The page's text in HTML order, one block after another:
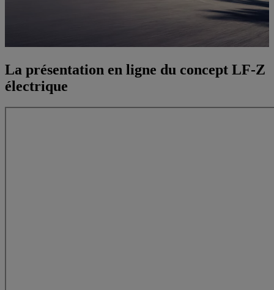
La présentation en ligne du concept LF-Z
électrique